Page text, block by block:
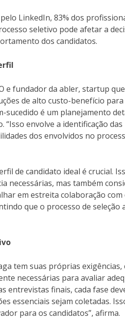
LinkedIn, 83% dos
seletivo pode afetar a
dos candidatos.
e fundador da abler, startup
de alto custo-benefício
sucedido é um planejamento
envolve a identificação
dos envolvidos no
de candidato ideal é crucial.
necessárias, mas também
em estreita colaboração
que o processo de seleção
tem suas próprias
necessárias para avaliar
entrevistas finais, cada fase
essenciais sejam coletadas.
para os candidatos”, afirma.